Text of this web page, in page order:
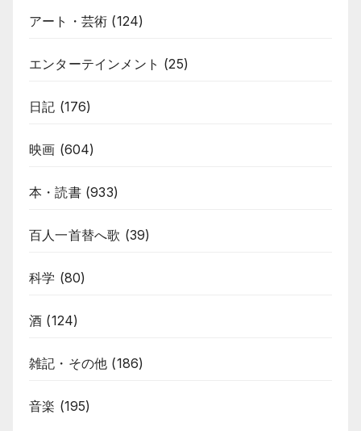
アート・芸術 (124)
エンターテインメント (25)
日記 (176)
映画 (604)
本・読書(933)
百人一首替へ歌 (39)
科学 (80)
酒 (124)
雑記・その他 (186)
音楽 (195)